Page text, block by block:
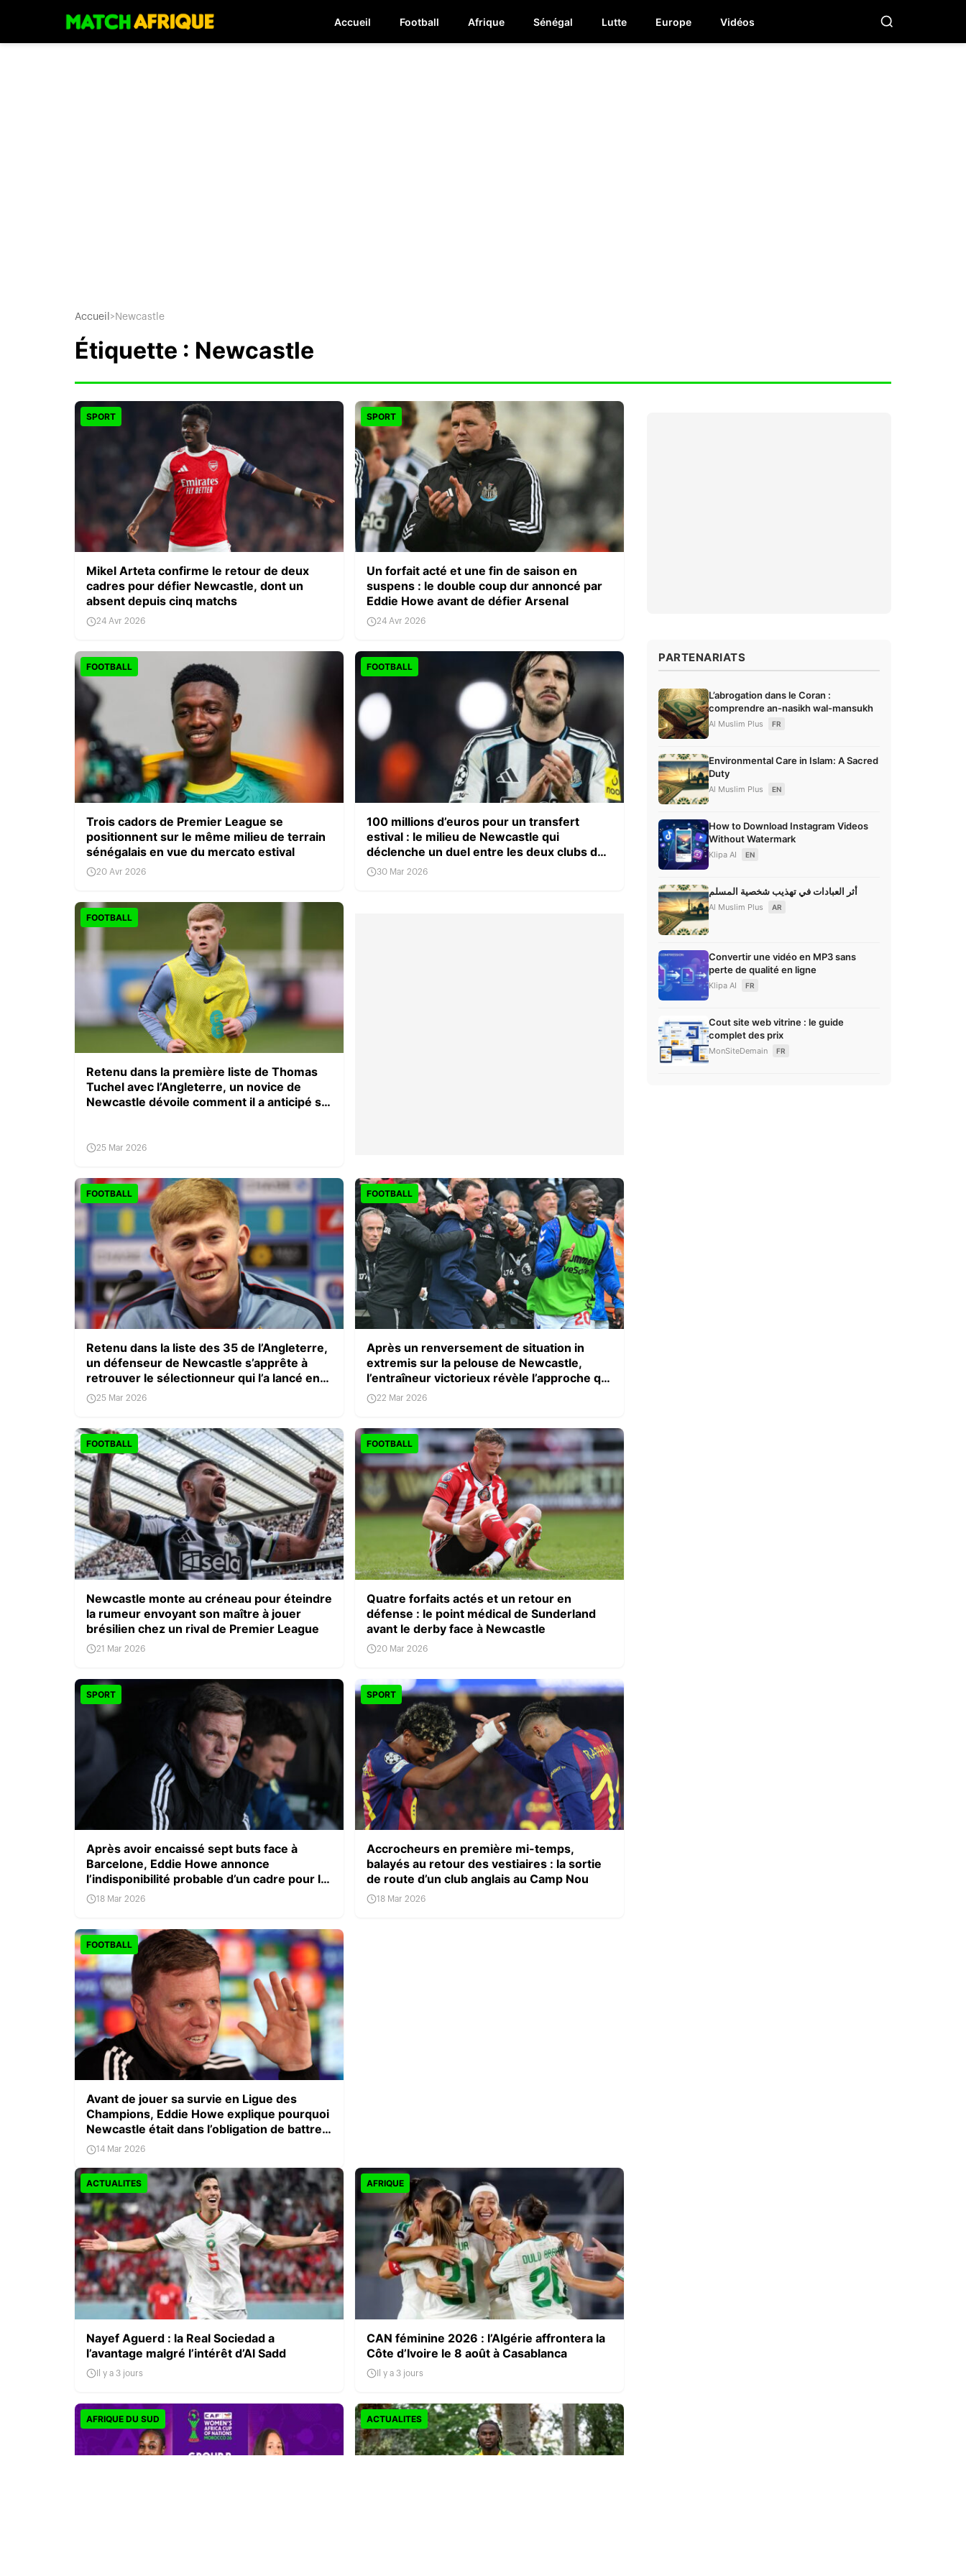
Accueil Football Afrique Sénégal Lutte Europe Vidéos
Accueil > Newcastle
Étiquette : Newcastle
SPORT
Mikel Arteta confirme le retour de deux
cadres pour défier Newcastle, dont un
absent depuis cinq matchs
24 Avr 2026
SPORT
Un forfait acté et une fin de saison en
suspens : le double coup dur annoncé par
Eddie Howe avant de défier Arsenal
24 Avr 2026
FOOTBALL
Trois cadors de Premier League se
positionnent sur le même milieu de terrain
sénégalais en vue du mercato estival
20 Avr 2026
FOOTBALL
100 millions d’euros pour un transfert
estival : le milieu de Newcastle qui
déclenche un duel entre les deux clubs de
Manchester
30 Mar 2026
FOOTBALL
Retenu dans la première liste de Thomas
Tuchel avec l’Angleterre, un novice de
Newcastle dévoile comment il a anticipé sa
25 Mar 2026
FOOTBALL
Retenu dans la liste des 35 de l’Angleterre,
un défenseur de Newcastle s’apprête à
retrouver le sélectionneur qui l’a lancé en
professionnel
25 Mar 2026
FOOTBALL
Après un renversement de situation in
extremis sur la pelouse de Newcastle,
l’entraîneur victorieux révèle l’approche qui
a forgé cet exploit
22 Mar 2026
FOOTBALL
Newcastle monte au créneau pour éteindre
la rumeur envoyant son maître à jouer
brésilien chez un rival de Premier League
21 Mar 2026
FOOTBALL
Quatre forfaits actés et un retour en
défense : le point médical de Sunderland
avant le derby face à Newcastle
20 Mar 2026
SPORT
Après avoir encaissé sept buts face à
Barcelone, Eddie Howe annonce
l’indisponibilité probable d’un cadre pour le
derby
18 Mar 2026
SPORT
Accrocheurs en première mi-temps,
balayés au retour des vestiaires : la sortie
de route d’un club anglais au Camp Nou
18 Mar 2026
FOOTBALL
Avant de jouer sa survie en Ligue des
Champions, Eddie Howe explique pourquoi
Newcastle était dans l’obligation de battre
Chelsea
14 Mar 2026
ACTUALITES
Nayef Aguerd : la Real Sociedad a
l’avantage malgré l’intérêt d’Al Sadd
Il y a 3 jours
AFRIQUE
CAN féminine 2026 : l’Algérie affrontera la
Côte d’Ivoire le 8 août à Casablanca
Il y a 3 jours
AFRIQUE DU SUD ACTUALITES
PARTENARIATS
L’abrogation dans le Coran :
comprendre an-nasikh wal-mansukh
Al Muslim Plus FR
Environmental Care in Islam: A Sacred
Duty
Al Muslim Plus EN
How to Download Instagram Videos
Without Watermark
Klipa AI EN
أثر العبادات في تهذيب شخصية المسلم
Al Muslim Plus AR
Convertir une vidéo en MP3 sans
perte de qualité en ligne
Klipa AI FR
Cout site web vitrine : le guide
complet des prix
MonSiteDemain FR